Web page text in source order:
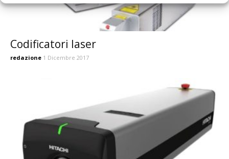
Codificatori laser
redazione 1 Dicembre 2017